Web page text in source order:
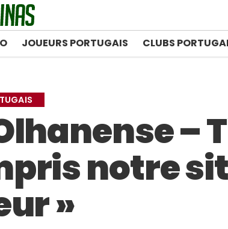
JOUEURS PORTUGAIS CLUBS
–
notre
»